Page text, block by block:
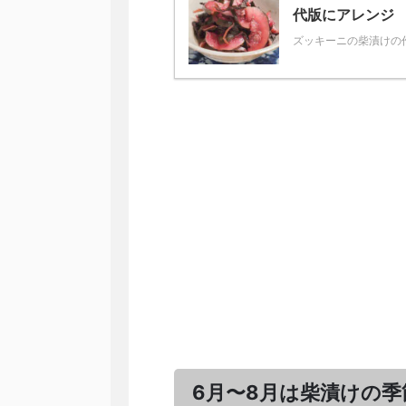
代版にアレンジ
ズッキーニの柴漬けの
6月〜8月は柴漬けの季